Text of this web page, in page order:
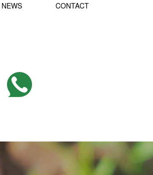
NEWS
CONTACT